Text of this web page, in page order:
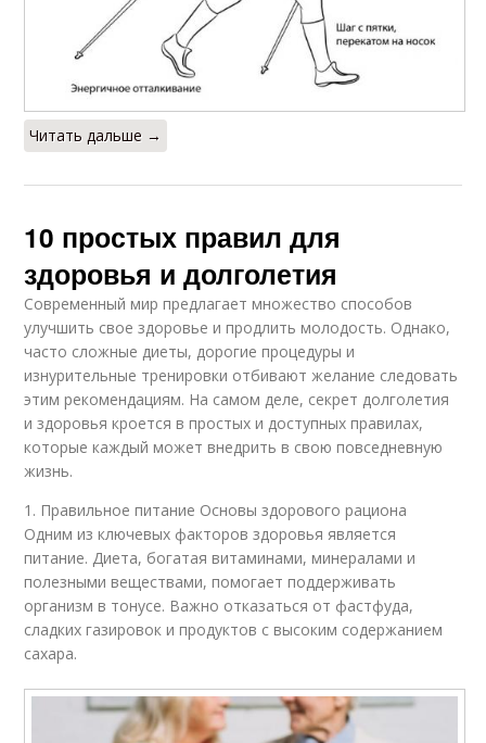
Читать дальше →
10 простых правил для
здоровья и долголетия
Современный мир предлагает множество способов
улучшить свое здоровье и продлить молодость. Однако,
часто сложные диеты, дорогие процедуры и
изнурительные тренировки отбивают желание следовать
этим рекомендациям. На самом деле, секрет долголетия
и здоровья кроется в простых и доступных правилах,
которые каждый может внедрить в свою повседневную
жизнь.
1. Правильное питание Основы здорового рациона
Одним из ключевых факторов здоровья является
питание. Диета, богатая витаминами, минералами и
полезными веществами, помогает поддерживать
организм в тонусе. Важно отказаться от фастфуда,
сладких газировок и продуктов с высоким содержанием
сахара.